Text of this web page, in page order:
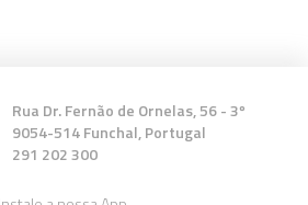
Rua Dr. Fernão de Ornelas, 56 - 3º
9054-514 Funchal, Portugal
291 202 300